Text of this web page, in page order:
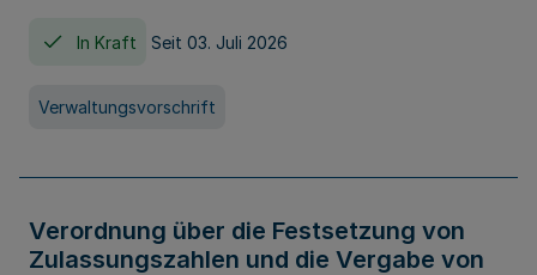
In Kraft Seit 03. Juli 2026
Verwaltungsvorschrift
Verordnung über die Festsetzung von
Zulassungszahlen und die Vergabe von